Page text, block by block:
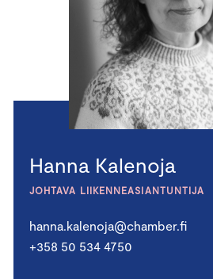
Hanna Kalenoja
JOHTAVA LIIKENNEASIANTUNTIJA
hanna.kalenoja@chamber.fi
+358 50 534 4750